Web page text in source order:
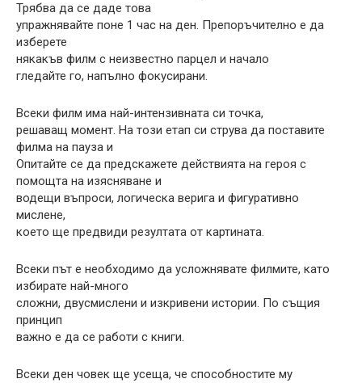
Трябва да се даде това
упражнявайте поне 1 час на ден. Препоръчително е да
изберете
някакъв филм с неизвестно парцел и начало
гледайте го, напълно фокусирани.
Всеки филм има най-интензивната си точка,
решаващ момент. На този етап си струва да поставите
филма на пауза и
Опитайте се да предскажете действията на героя с
помощта на изясняване и
водещи въпроси, логическа верига и фигуративно
мислене,
което ще предвиди резултата от картината.
Всеки път е необходимо да усложнявате филмите, като
избирате най-много
сложни, двусмислени и изкривени истории. По същия
принцип
важно е да се работи с книги.
Всеки ден човек ще усеща, че способностите му